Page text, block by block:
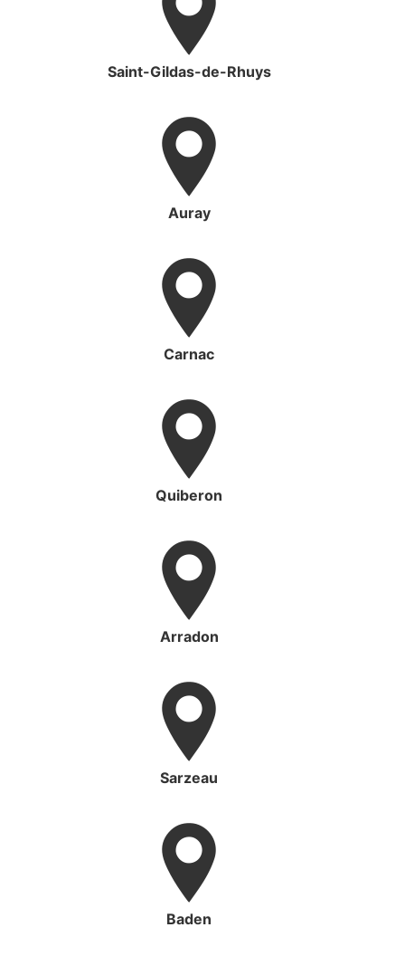
Saint-Gildas-de-Rhuys
Auray
Carnac
Quiberon
Arradon
Sarzeau
Baden